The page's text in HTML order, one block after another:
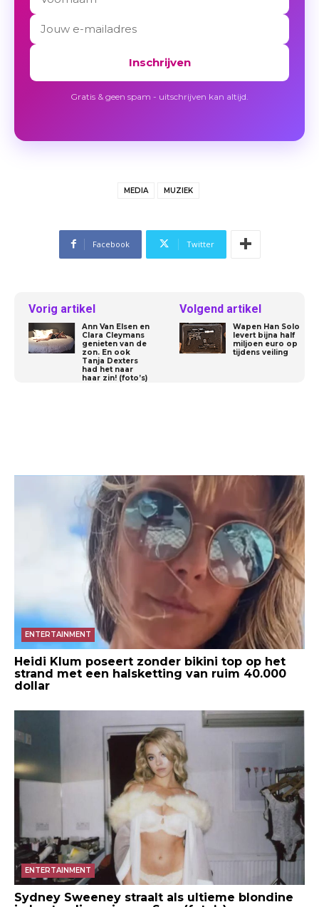
Inschrijven
Gratis & geen spam - uitschrijven kan altijd.
MEDIA MUZIEK
Facebook Twitter
Vorig artikel
Ann Van Elsen en
Clara Cleymans
genieten van de
zon. En ook
Tanja Dexters
had het naar
haar zin! (foto’s)
Volgend artikel
Wapen Han Solo
levert bijna half
miljoen euro op
tijdens veiling
ENTERTAINMENT
Heidi Klum poseert zonder bikini top op het
strand met een halsketting van ruim 40.000
dollar
ENTERTAINMENT
Sydney Sweeney straalt als ultieme blondine